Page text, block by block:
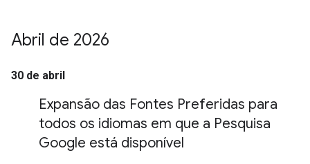
Abril de 2026
30 de abril
Expansão das Fontes Preferidas para
todos os idiomas em que a Pesquisa
Google está disponível